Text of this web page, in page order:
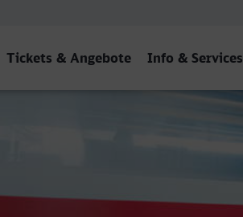
Tickets & Angebote Info & Services
- Fürth (Bay) Hbf